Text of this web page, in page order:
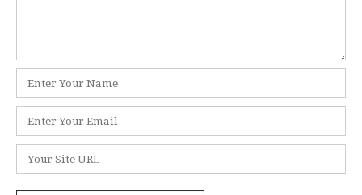
*
mail
web